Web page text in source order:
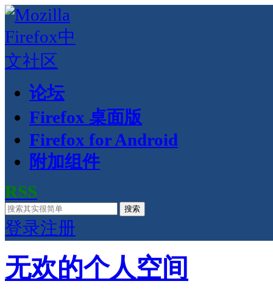
论坛
Firefox 桌面版
Firefox for Android
附加组件
RSS
搜索
登录注册
无欢的个人空间